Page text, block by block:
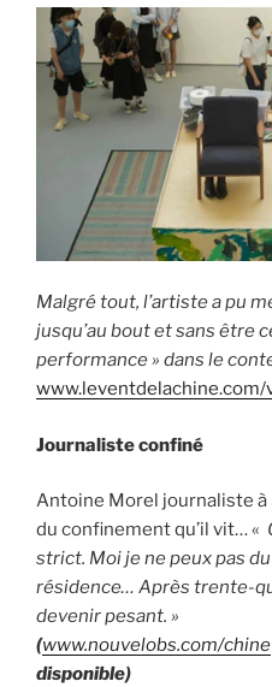
Malgré tout, l’artiste a pu
jusqu’au bout et sans être
performance » dans le
Journaliste confiné
Antoine Morel journaliste à
du confinement qu’il vit… «
strict. Moi je ne peux pas
résidence… Après trente-
devenir pesant. »
(www.nouvelobs.com/chine
disponible)